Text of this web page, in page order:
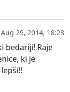
Aug 29, 2014, 18:28
bedariji! Raje
ki je